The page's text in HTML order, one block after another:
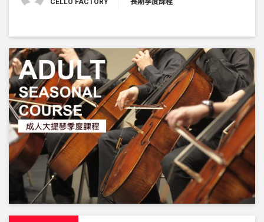
CELLO FACTORY
長期季度課程